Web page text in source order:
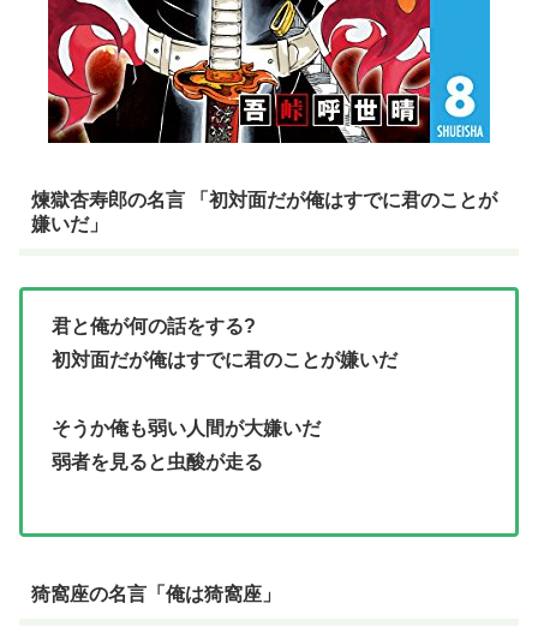
煉獄杏寿郎の名言 「初対面だが俺はすでに君のことが
嫌いだ」
君と俺が何の話をする?
初対面だが俺はすでに君のことが嫌いだ
そうか俺も弱い人間が大嫌いだ
弱者を見ると虫酸が走る
猗窩座の名言「俺は猗窩座」